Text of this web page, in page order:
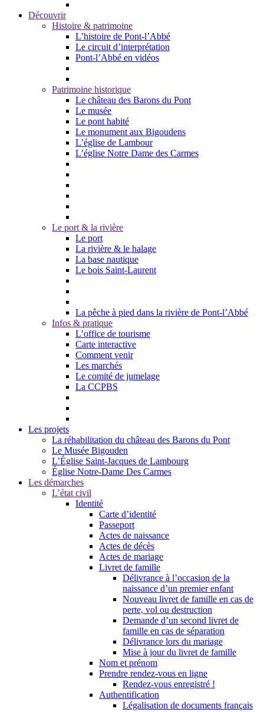
Découvrir
Histoire & patrimoine
L’histoire de Pont-l’Abbé
Le circuit d’interprétation
Pont-l’Abbé en vidéos
Patrimoine historique
Le château des Barons du Pont
Le musée
Le pont habité
Le monument aux Bigoudens
L’église de Lambour
L’église Notre Dame des Carmes
Le port & la rivière
Le port
La rivière & le halage
La base nautique
Le bois Saint-Laurent
La pêche à pied dans la rivière de Pont-l’Abbé
Infos & pratique
L’office de tourisme
Carte interactive
Comment venir
Les marchés
Le comité de jumelage
La CCPBS
Les projets
La réhabilitation du château des Barons du Pont
Le Musée Bigouden
L’Église Saint-Jacques de Lambourg
Église Notre-Dame Des Carmes
Les démarches
L’état civil
Identité
Carte d’identité
Passeport
Actes de naissance
Actes de décès
Actes de mariage
Livret de famille
Délivrance à l’occasion de la
naissance d’un premier enfant
Nouveau livret de famille en cas de
perte, vol ou destruction
Demande d’un second livret de
famille en cas de séparation
Délivrance lors du mariage
Mise à jour du livret de famille
Nom et prénom
Prendre rendez-vous en ligne
Rendez-vous enregistré !
Authentification
Légalisation de documents français